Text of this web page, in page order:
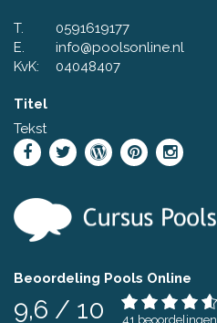
T.
0591619177
E.
info@poolsonline.nl
KvK:
04048407
Titel
Tekst
Beoordeling Pools Online
9,6 / 10 41 beoordelingen